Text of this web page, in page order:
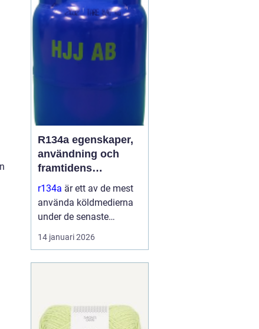
små och stora
inredningsprojekt. När
R134a egenskaper,
användning och
framtidens
alternativ
r134a är ett av de mest
använda köldmedierna
under de senaste
decennierna. Det har
haft en central roll i kyl-
kommersiella kylmöbler
och värmepumpar. Sa...
14 januari 2026